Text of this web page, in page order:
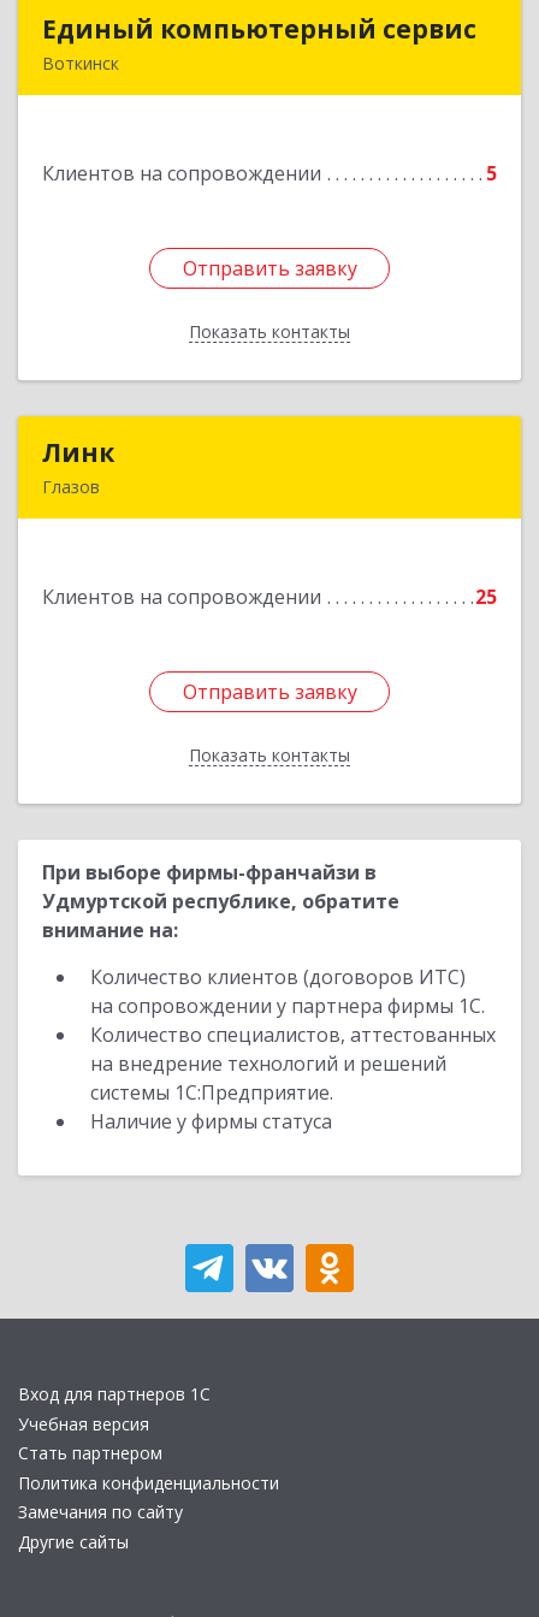
Единый компьютерный сервис
Воткинск
Клиентов на сопровождении 5
Отправить заявку
Показать контакты
Единый компьютерный сервис
Отправить заявку
Назад
Линк
Глазов
Клиентов на сопровождении 25
Отправить заявку
Показать контакты
Подробнее
Отправить заявку
Назад
При выборе фирмы-франчайзи в
Удмуртской республике, обратите
внимание на:
Количество клиентов (договоров ИТС)
на сопровождении у партнера фирмы 1С.
Количество специалистов, аттестованных
на внедрение технологий и решений
системы 1С:Предприятие.
Наличие у фирмы статуса
Вход для партнеров 1С
Учебная версия
Стать партнером
Политика конфиденциальности
Замечания по сайту
Другие сайты